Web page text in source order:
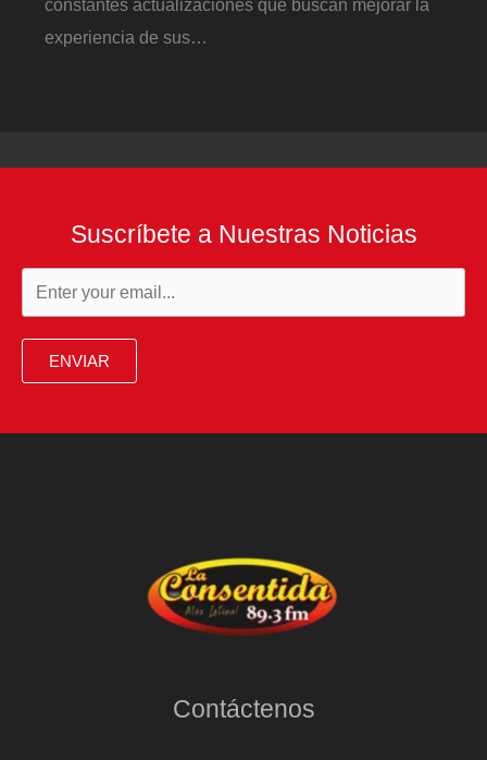
constantes actualizaciones que buscan mejorar la
experiencia de sus…
Suscríbete a Nuestras Noticias
ENVIAR
Contáctenos